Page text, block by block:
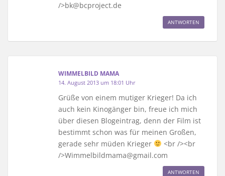
/>bk@bcproject.de
ANTWORTEN
WIMMELBILD MAMA
14. August 2013 um 18:01 Uhr
Grüße von einem mutiger Krieger! Da ich
auch kein Kinogänger bin, freue ich mich
über diesen Blogeintrag, denn der Film ist
bestimmt schon was für meinen Großen,
gerade sehr müden Krieger
<br /><br
/>Wimmelbildmama@gmail.com
ANTWORTEN